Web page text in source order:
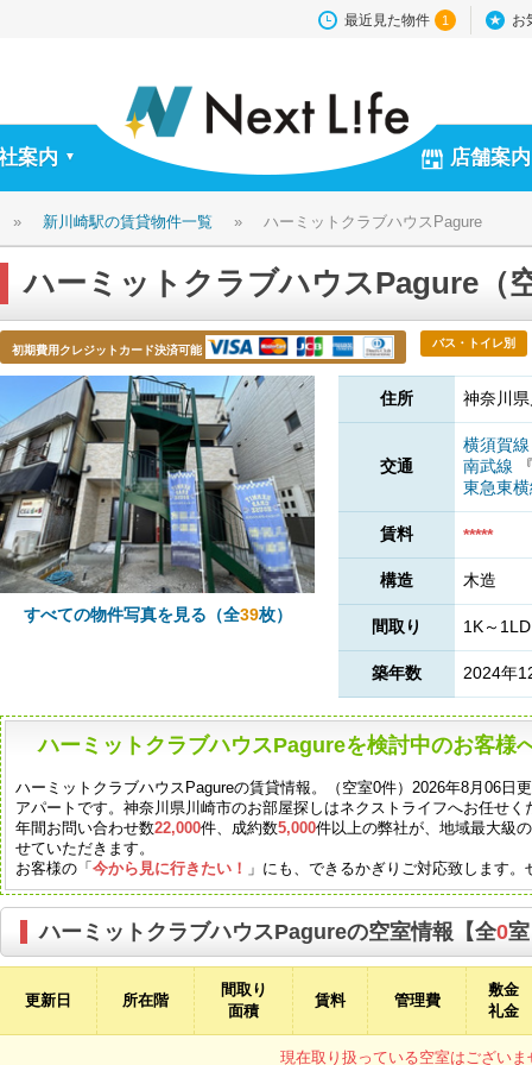
最近見た物件 1 お
案内 ▼ 店舗案内
新川崎駅の賃貸物件一覧 » ハーミットクラブハウスPagure
ハーミットクラブハウスPagure（
初期費用クレジットカード決済可能
バス・トイレ別
すべての物件写真を見る（全39枚）
住所 神奈川
交通
横須賀
南武線
東急東
賃料 *****
構造 木造
間取り 1K～
築年数 2024年
ハーミットクラブハウスPagureを検討中のお客様
ハーミットクラブハウスPagureの賃貸情報。（空室0件）2026年8月06日
アパートです。神奈川県川崎市のお部屋探しはネクストライフへお任せく
年間お問い合わせ数22,000件、成約数5,000件以上の弊社が、地域最大級
せていただきます。
お客様の「今から見に行きたい！ 」にも、できるかぎりご対応致します
ハーミットクラブハウスPagureの空室情報【全0
更新日 所在階
間取り
面積
賃料 管理費
敷金
礼金
現在取り扱っている空室はございま